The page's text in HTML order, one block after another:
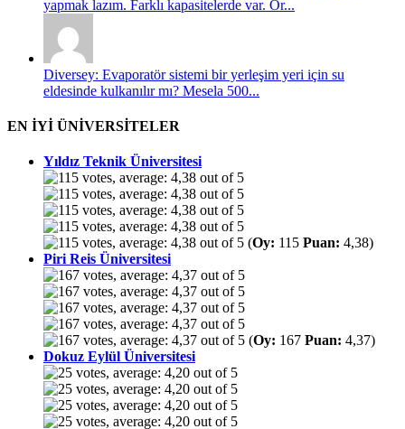
yapmak lazım. Farklı kapasitelerde var. Ör...
Diversey: Evaporatör sistemi bir yerleşim yeri için su
eldesinde kulkanılır mı? Mesela 500...
EN İYİ ÜNİVERSİTELER
Yıldız Teknik Üniversitesi
(Oy: 115 Puan: 4,38)
Piri Reis Üniversitesi
(Oy: 167 Puan: 4,37)
Dokuz Eylül Üniversitesi